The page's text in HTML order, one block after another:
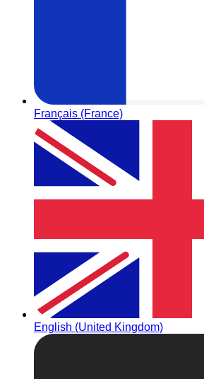
Français (France)
English (United Kingdom)